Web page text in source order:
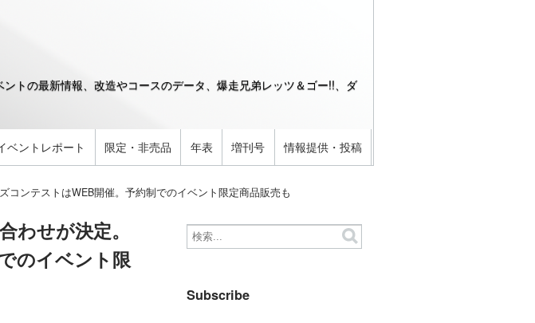
トの最新情報、改造やコースのデータ、爆走兄弟レッツ＆ゴー!!、ダ
ベントレポート 限定・非売品 年表 増刊号 情報提供・投稿
ンテストはWEB開催。予約制でのイベント限定商品販売も
わせが決定。
のイベント限
Subscribe